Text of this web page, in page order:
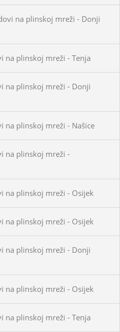
na plinskoj mreži - Donji
na plinskoj mreži - Tenja
na plinskoj mreži - Donji
na plinskoj mreži - Našice
na plinskoj mreži -
na plinskoj mreži - Osijek
na plinskoj mreži - Osijek
na plinskoj mreži - Donji
na plinskoj mreži - Osijek
na plinskoj mreži - Tenja